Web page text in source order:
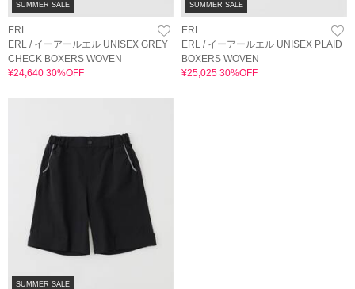
SUMMER SALE
ERL
ERL / イーアールエル UNISEX GREY
CHECK BOXERS WOVEN
¥24,640 30%OFF
SUMMER SALE
ERL
ERL / イーアールエル UNISEX PLAID
BOXERS WOVEN
¥25,025 30%OFF
SUMMER SALE